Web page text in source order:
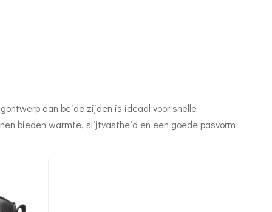
aan beide zijden is ideaal voor snelle
bieden warmte, slijtvastheid en een goede pasvorm